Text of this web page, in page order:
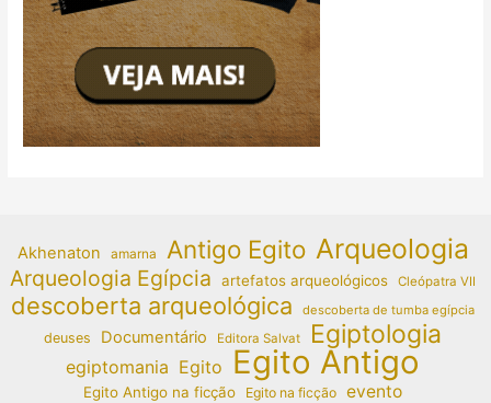
Akhenaton amarna Antigo Egito Arqueologia
Arqueologia Egípcia artefatos arqueológicos Cleópatra VII
descoberta arqueológica descoberta de tumba egípcia
deuses Documentário Editora Salvat Egiptologia
egiptomania Egito Egito Antigo
Egito Antigo na ficção Egito na ficção evento